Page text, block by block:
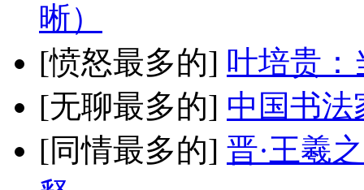
晰）
[愤怒最多的] 叶培贵：
[无聊最多的] 中国书法
[同情最多的] 晋·王羲